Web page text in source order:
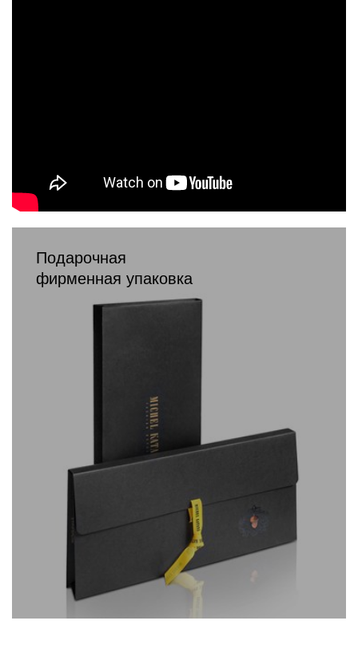
Подарочная
фирменная упаковка